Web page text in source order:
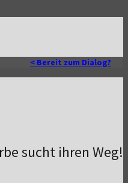
< Bereit zum Dialog?
sucht ihren Weg!